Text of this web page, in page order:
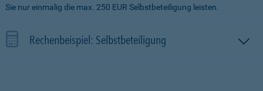
Sie nur einmalig die max. 250 EUR Selbstbeteiligung leisten.
Rechenbeispiel: Selbstbeteiligung